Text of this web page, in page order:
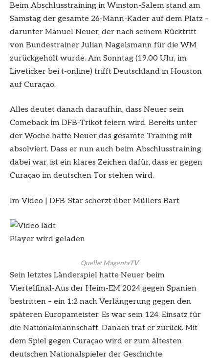
Beim Abschlusstraining in Winston-Salem stand am
Samstag der gesamte 26-Mann-Kader auf dem Platz –
darunter Manuel Neuer, der nach seinem Rücktritt
von Bundestrainer Julian Nagelsmann für die WM
zurückgeholt wurde. Am Sonntag (19.00 Uhr, im
Liveticker bei t-online) trifft Deutschland in Houston
auf Curaçao.
Alles deutet danach daraufhin, dass Neuer sein
Comeback im DFB-Trikot feiern wird. Bereits unter
der Woche hatte Neuer das gesamte Training mit
absolviert. Dass er nun auch beim Abschlusstraining
dabei war, ist ein klares Zeichen dafür, dass er gegen
Curaçao im deutschen Tor stehen wird.
Im Video | DFB-Star scherzt über Müllers Bart
Player wird geladen
Quelle: MagentaTV
Sein letztes Länderspiel hatte Neuer beim
Viertelfinal-Aus der Heim-EM 2024 gegen Spanien
bestritten – ein 1:2 nach Verlängerung gegen den
späteren Europameister. Es war sein 124. Einsatz für
die Nationalmannschaft. Danach trat er zurück. Mit
dem Spiel gegen Curaçao wird er zum ältesten
deutschen Nationalspieler der Geschichte.